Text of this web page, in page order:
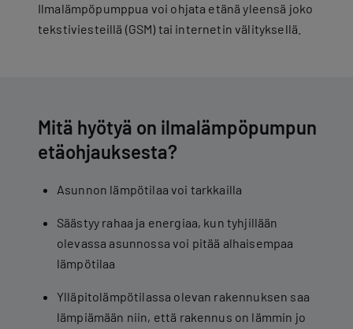
Ilmalämpöpumppua voi ohjata etänä yleensä joko
tekstiviesteillä (GSM) tai internetin välityksellä.
Mitä hyötyä on ilmalämpöpumpun
etäohjauksesta?
Asunnon lämpötilaa voi tarkkailla
Säästyy rahaa ja energiaa, kun tyhjillään
olevassa asunnossa voi pitää alhaisempaa
lämpötilaa
Ylläpitolämpötilassa olevan rakennuksen saa
lämpiämään niin, että rakennus on lämmin jo